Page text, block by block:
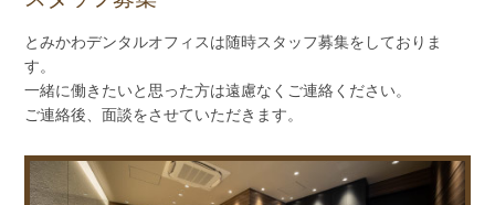
とみかわデンタルオフィスは随時スタッフ募集をしておりま
す。
一緒に働きたいと思った方は遠慮なくご連絡ください。
ご連絡後、面談をさせていただきます。